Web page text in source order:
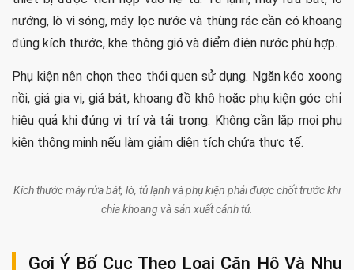
khách.
Không nên làm quá cao nếu vẫn muốn dùng như bàn ăn
Tránh đặt ghế tại vị trí chắn cửa tủ hoặc lối vào bếp.
7. Hệ Tủ Tích Hợp Thiết Bị Và Phụ Kiện
Ý tưởng hiện đại không chỉ nằm ở màu cánh mà còn ở cách
nướng, lò vi sóng, máy lọc nước và thùng rác cần có khoang